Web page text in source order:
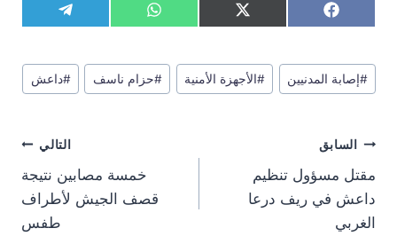
S
h
r
e
o
F
a
e
b
o
S
h
r
e
o
X
(
w
i
t
S
h
r
e
o
W
h
t
s
A
S
h
r
e
o
T
e
e
g
r
وسوم
المقال:
#إصابة المدنيين #الأجهزة الأمنية #حزام ناسف #داعش
تصفّح
المقالات
السابق
مقتل مسؤول تنظيم
داعش في ريف درعا
الغربي
التالي
خمسة مصابين نتيجة
قصف الجيش لأطراف
طفس